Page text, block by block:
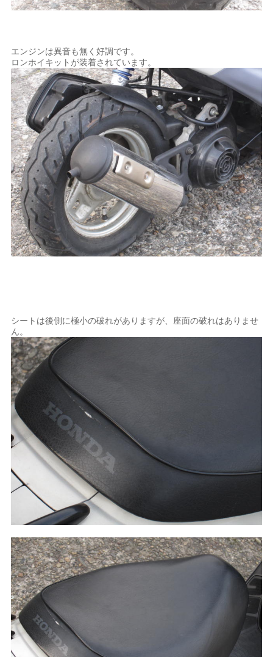
エンジンは異音も無く好調です。
ロンホイキットが装着されています。
シートは後側に極小の破れがありますが、座面の破れはありませ
ん。